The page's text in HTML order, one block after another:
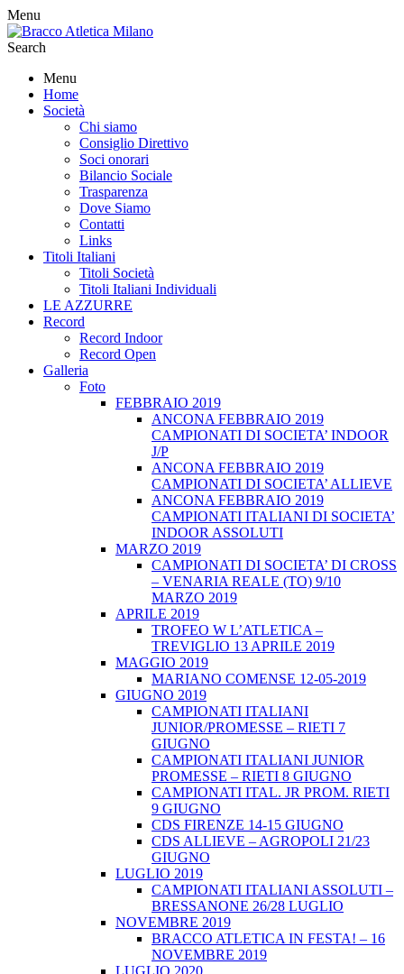
Menu
Search
Menu
Home
Società
Chi siamo
Consiglio Direttivo
Soci onorari
Bilancio Sociale
Trasparenza
Dove Siamo
Contatti
Links
Titoli Italiani
Titoli Società
Titoli Italiani Individuali
LE AZZURRE
Record
Record Indoor
Record Open
Galleria
Foto
FEBBRAIO 2019
ANCONA FEBBRAIO 2019
CAMPIONATI DI SOCIETA’ INDOOR
J/P
ANCONA FEBBRAIO 2019
CAMPIONATI DI SOCIETA’ ALLIEVE
ANCONA FEBBRAIO 2019
CAMPIONATI ITALIANI DI SOCIETA’
INDOOR ASSOLUTI
MARZO 2019
CAMPIONATI DI SOCIETA’ DI CROSS
– VENARIA REALE (TO) 9/10
MARZO 2019
APRILE 2019
TROFEO W L’ATLETICA –
TREVIGLIO 13 APRILE 2019
MAGGIO 2019
MARIANO COMENSE 12-05-2019
GIUGNO 2019
CAMPIONATI ITALIANI
JUNIOR/PROMESSE – RIETI 7
GIUGNO
CAMPIONATI ITALIANI JUNIOR
PROMESSE – RIETI 8 GIUGNO
CAMPIONATI ITAL. JR PROM. RIETI
9 GIUGNO
CDS FIRENZE 14-15 GIUGNO
CDS ALLIEVE – AGROPOLI 21/23
GIUGNO
LUGLIO 2019
CAMPIONATI ITALIANI ASSOLUTI –
BRESSANONE 26/28 LUGLIO
NOVEMBRE 2019
BRACCO ATLETICA IN FESTA! – 16
NOVEMBRE 2019
LUGLIO 2020